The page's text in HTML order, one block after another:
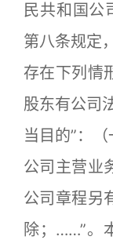
民共和国公
第八条规定
存在下列情
股东有公司
当目的”：
公司主营业
公司章程另
除；……”。